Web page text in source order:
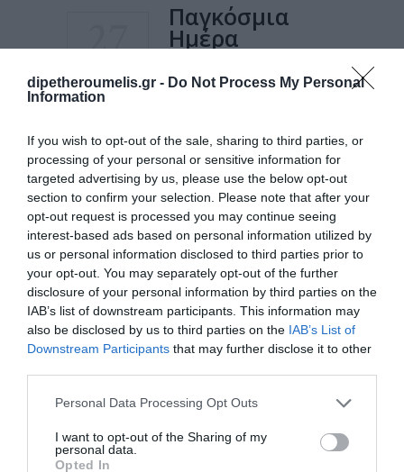
dipetheroumelis.gr - Do Not Process My Personal
Information
If you wish to opt-out of the sale, sharing to third parties, or
processing of your personal or sensitive information for
targeted advertising by us, please use the below opt-out
section to confirm your selection. Please note that after your
opt-out request is processed you may continue seeing
interest-based ads based on personal information utilized by
us or personal information disclosed to third parties prior to
your opt-out. You may separately opt-out of the further
disclosure of your personal information by third parties on the
IAB’s list of downstream participants. This information may
also be disclosed by us to third parties on the IAB’s List of
Downstream Participants that may further disclose it to other
Personal Data Processing Opt Outs
I want to opt-out of the Sharing of my
personal data.
Opted In
27 Παγκόσμια
Ημέρα
ΠΑΓΚΌΣΜΙΕΣ ΗΜΈΡΕΣ
Σήμερα 27 Μαρτίου 2021 είναι η παγκόσμια
ημέρα Θεάτρου. Τα θέατρα είναι κλειστά εδώ
και πάνω από ένα χρόνο και δεν
προβλέπεται να ανοίξουν πριν το καλοκαίρι.
Η τέχνη όμως του θεάτρου, αν και σε
"χειμερία" νάρκη, παραμένει ζωντανή και σε
ετοιμότητα. Ο
ΔΙΑΒΆΣΤΕ ΠΕΡΙΣΣΌΤΕΡΑ